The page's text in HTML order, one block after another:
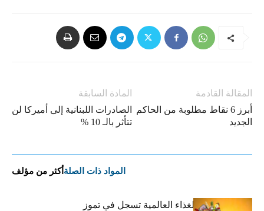
المادة السابقة
الصادرات اللبنانية إلى أميركا لن
تتأثر بالـ 10 %
المقالة القادمة
أبرز 6 نقاط مطلوبة من الحاكم
الجديد
المواد ذات الصلة أكثر من مؤلف
“الفاو”: أسعار الغذاء العالمية تسجل في تموز